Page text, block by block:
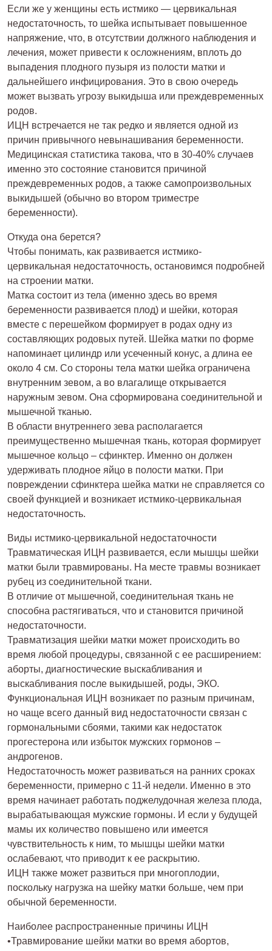
Если же у женщины есть истмико — цервикальная
недостаточность, то шейка испытывает повышенное
напряжение, что, в отсутствии должного наблюдения и
лечения, может привести к осложнениям, вплоть до
выпадения плодного пузыря из полости матки и
дальнейшего инфицирования. Это в свою очередь
может вызвать угрозу выкидыша или преждевременных
родов.
ИЦН встречается не так редко и является одной из
причин привычного невынашивания беременности.
Медицинская статистика такова, что в 30-40% случаев
именно это состояние становится причиной
преждевременных родов, а также самопроизвольных
выкидышей (обычно во втором триместре
беременности).
Откуда она берется?
Чтобы понимать, как развивается истмико-
цервикальная недостаточность, остановимся подробней
на строении матки.
Матка состоит из тела (именно здесь во время
беременности развивается плод) и шейки, которая
вместе с перешейком формирует в родах одну из
составляющих родовых путей. Шейка матки по форме
напоминает цилиндр или усеченный конус, а длина ее
около 4 см. Со стороны тела матки шейка ограничена
внутренним зевом, а во влагалище открывается
наружным зевом. Она сформирована соединительной и
мышечной тканью.
В области внутреннего зева располагается
преимущественно мышечная ткань, которая формирует
мышечное кольцо – сфинктер. Именно он должен
удерживать плодное яйцо в полости матки. При
повреждении сфинктера шейка матки не справляется со
своей функцией и возникает истмико-цервикальная
недостаточность.
Виды истмико-цервикальной недостаточности
Травматическая ИЦН развивается, если мышцы шейки
матки были травмированы. На месте травмы возникает
рубец из соединительной ткани.
В отличие от мышечной, соединительная ткань не
способна растягиваться, что и становится причиной
недостаточности.
Травматизация шейки матки может происходить во
время любой процедуры, связанной с ее расширением:
аборты, диагностические выскабливания и
выскабливания после выкидышей, роды, ЭКО.
Функциональная ИЦН возникает по разным причинам,
но чаще всего данный вид недостаточности связан с
гормональными сбоями, такими как недостаток
прогестерона или избыток мужских гормонов –
андрогенов.
Недостаточность может развиваться на ранних сроках
беременности, примерно с 11-й недели. Именно в это
время начинает работать поджелудочная железа плода,
вырабатывающая мужские гормоны. И если у будущей
мамы их количество повышено или имеется
чувствительность к ним, то мышцы шейки матки
ослабевают, что приводит к ее раскрытию.
ИЦН также может развиться при многоплодии,
поскольку нагрузка на шейку матки больше, чем при
обычной беременности.
Наиболее распространенные причины ИЦН
•Травмирование шейки матки во время абортов,